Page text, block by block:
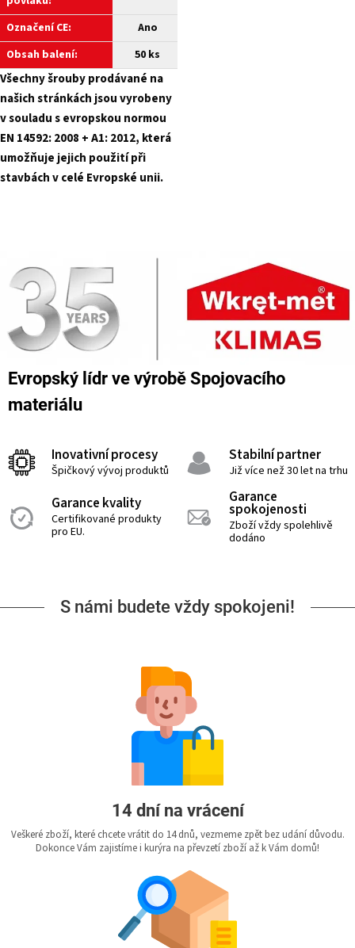
Označení CE:
Ano
Obsah balení:
50 ks
Všechny šrouby prodávané na
našich stránkách jsou vyrobeny
v souladu s evropskou normou
EN 14592: 2008 + A1: 2012, která
umožňuje jejich použití při
stavbách v celé Evropské unii.
Evropský lídr ve výrobě Spojovacího
materiálu
Inovativní procesy
Špičkový vývoj produktů
Stabilní partner
Již více než 30 let na trhu
Garance kvality
Certifikované produkty
pro EU.
Garance
spokojenosti
Zboží vždy spolehlivě
dodáno
S námi budete vždy spokojeni!
14 dní na vrácení
Veškeré zboží, které chcete vrátit do 14 dnů, vezmeme zpět bez udání důvodu.
Dokonce Vám zajistíme i kurýra na převzetí zboží až k Vám domů!